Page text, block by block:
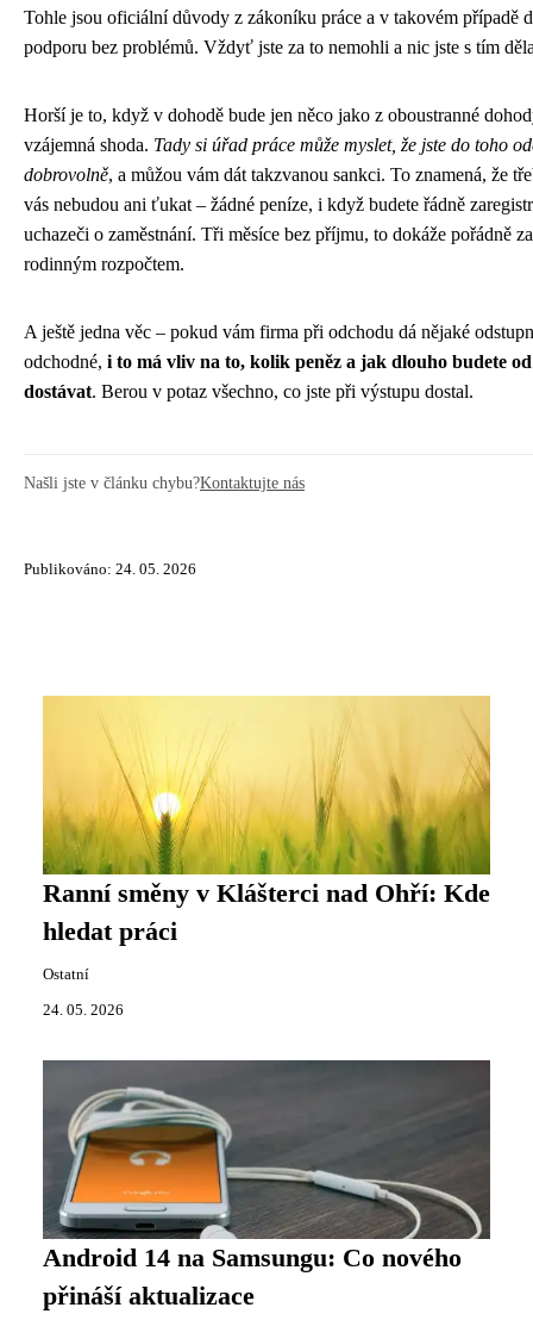
Tohle jsou oficiální důvody z zákoníku práce a v takovém případě
podporu bez problémů. Vždyť jste za to nemohli a nic jste s tím
Horší je to, když v dohodě bude jen něco jako z oboustranné
vzájemná shoda. Tady si úřad práce může myslet, že jste do toho
dobrovolně, a můžou vám dát takzvanou sankci. To znamená, že
vás nebudou ani ťukat – žádné peníze, i když budete řádně
uchazeči o zaměstnání. Tři měsíce bez příjmu, to dokáže pořádně
rodinným rozpočtem.
A ještě jedna věc – pokud vám firma při odchodu dá nějaké
odchodné, i to má vliv na to, kolik peněz a jak dlouho budete
dostávat. Berou v potaz všechno, co jste při výstupu dostal.
Našli jste v článku chybu?Kontaktujte nás
Publikováno: 24. 05. 2026
Ranní směny v Klášterci nad Ohří: Kde
hledat práci
Ostatní
24. 05. 2026
Android 14 na Samsungu: Co nového
přináší aktualizace